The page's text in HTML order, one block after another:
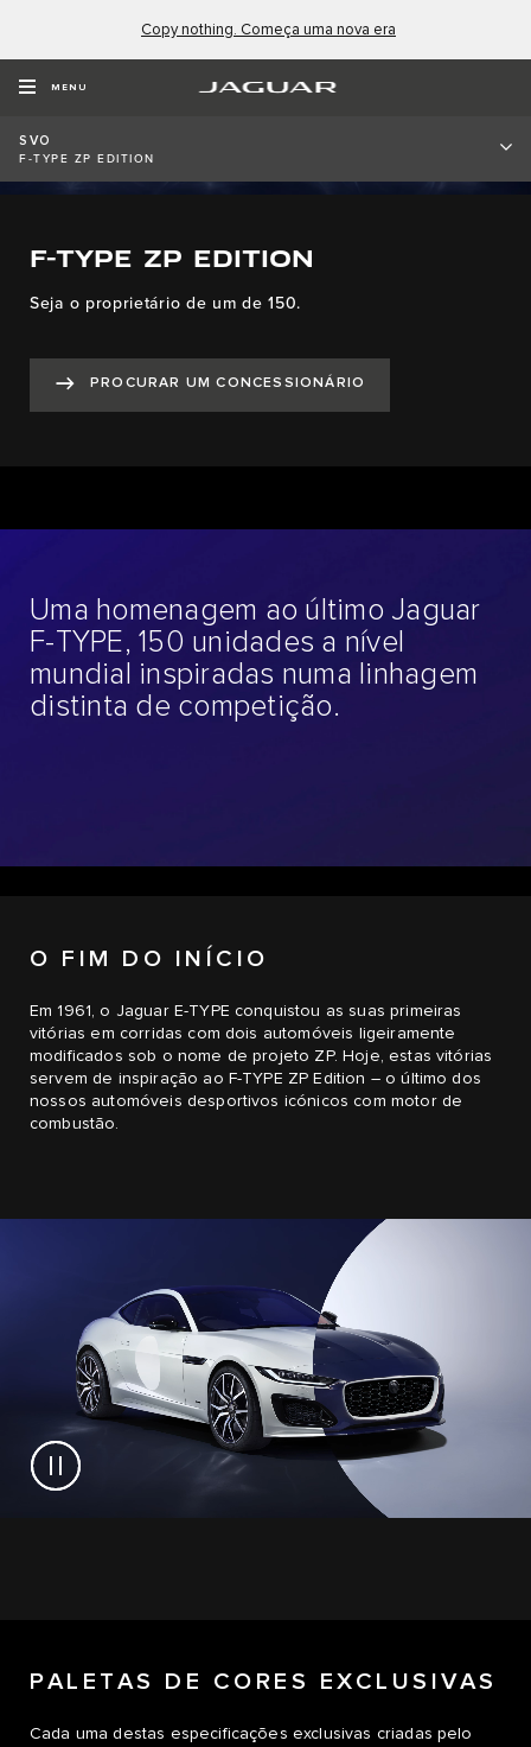
Copy nothing. Começa uma nova era
MENU
SVO
F-TYPE ZP EDITION
F-TYPE ZP EDITION
Seja o proprietário de um de 150.
PROCURAR UM CONCESSIONÁRIO
Uma homenagem ao último Jaguar
F-TYPE, 150 unidades a nível
mundial inspiradas numa linhagem
distinta de competição.
O FIM DO INÍCIO
Em 1961, o Jaguar E-TYPE conquistou as suas primeiras
vitórias em corridas com dois automóveis ligeiramente
modificados sob o nome de projeto ZP. Hoje, estas vitórias
servem de inspiração ao F-TYPE ZP Edition – o último dos
nossos automóveis desportivos icónicos com motor de
combustão.
PALETAS DE CORES EXCLUSIVAS
Cada uma destas especificações exclusivas criadas pelo